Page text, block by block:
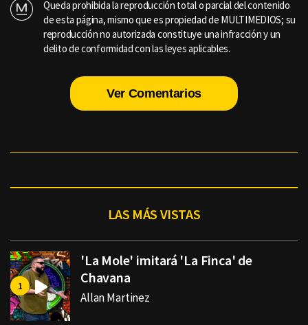
Queda prohibida la reproducción total o parcial del contenido
de esta página, mismo que es propiedad de MULTIMEDIOS; su
reproducción no autorizada constituye una infracción y un
delito de conformidad con las leyes aplicables.
Ver Comentarios
LAS MÁS VISTAS
'La Mole' imitará 'La Finca' de
Chavana
Allan Martinez